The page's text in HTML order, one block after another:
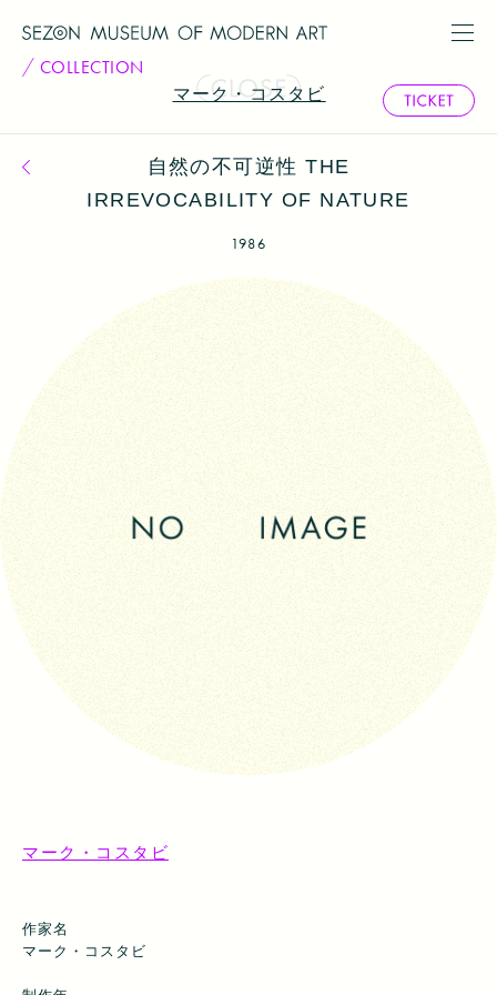
COLLECTION
マーク・コスタビ
コレクション一覧へ戻る自然の不可逆性 THE
IRREVOCABILITY OF NATURE
1986
マーク・コスタビ
作家名
マーク・コスタビ